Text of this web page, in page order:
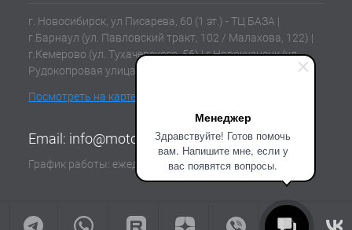
Менеджер
Здравствуйте! Готов помочь
вам. Напишите мне, если у
вас появятся вопросы.
г. Новосибирск, ул Писарева, 60 (1 эт.) - ТЦ БАЗА |
г.Барнаул (ул. Павловский тракт, 102 / Малахова, 122) |
г.Кемерово (ул. Тухачевского, 56) | г.Новокузнецк (ул.
Рудокопровая улица, 21) | г.Томск (ул. Клюева, 11В)
Посмотреть на карте
Email: info@mototeka.su
График работы: ежедневно с 10:00 до 19:00